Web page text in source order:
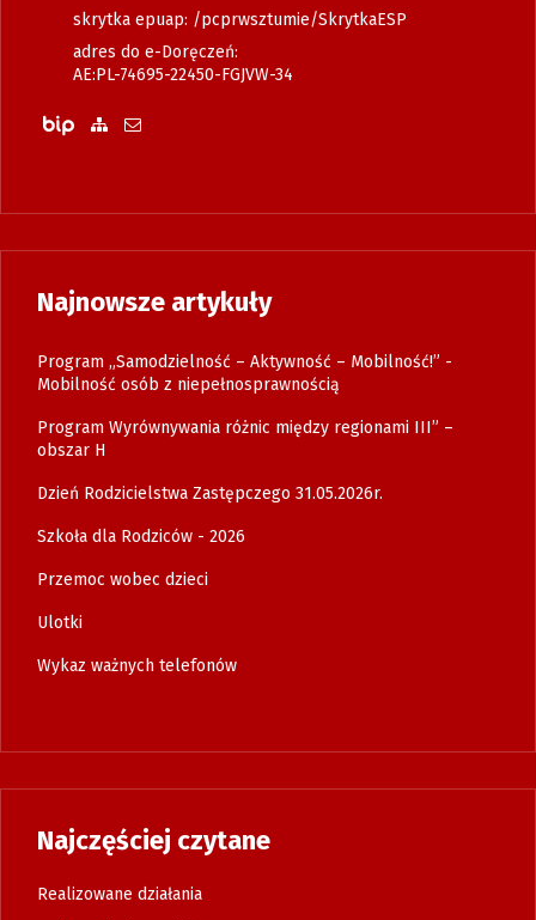
skrytka epuap: /pcprwsztumie/SkrytkaESP
adres do e-Doręczeń:
AE:PL-74695-22450-FGJVW-34
Biuletyn Informacji Publicznej
Zobacz mapę strony
Wyślij email
Najnowsze artykuły
Program „Samodzielność – Aktywność – Mobilność!” -
Mobilność osób z niepełnosprawnością
Program Wyrównywania różnic między regionami III” –
obszar H
Dzień Rodzicielstwa Zastępczego 31.05.2026r.
Szkoła dla Rodziców - 2026
Przemoc wobec dzieci
Ulotki
Wykaz ważnych telefonów
Najczęściej czytane
Realizowane działania